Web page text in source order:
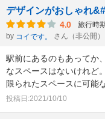
デザインがおしゃれ
4.0 旅行時
by コイです。 さん（非公開）
駅前にあるのもあってか
なスペースはないけれど
限られたスペースに可能
投稿日:2021/10/10